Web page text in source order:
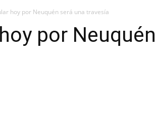
hoy por Neuquén será una travesía
por